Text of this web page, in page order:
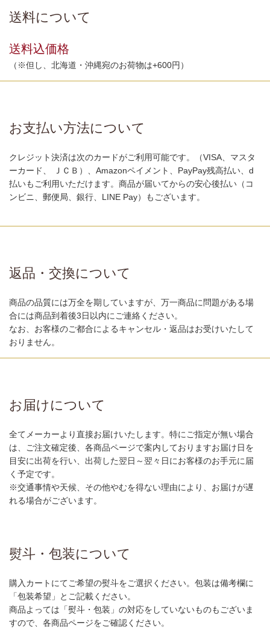
送料について
送料込価格
（※但し、北海道・沖縄宛のお荷物は+600円）
お支払い方法について
クレジット決済は次のカードがご利用可能です。（VISA、マスタ
ーカード、 ＪＣＢ）、Amazonペイメント、PayPay残高払い、d
払いもご利用いただけます。商品が届いてからの安心後払い（コ
ンビニ、郵便局、銀行、LINE Pay）もございます。
返品・交換について
商品の品質には万全を期していますが、万一商品に問題がある場
合には商品到着後3日以内にご連絡ください。
なお、お客様のご都合によるキャンセル・返品はお受けいたして
おりません。
お届けについて
全てメーカーより直接お届けいたします。特にご指定が無い場合
は、ご注文確定後、各商品ページで案内しておりますお届け日を
目安に出荷を行い、出荷した翌日～翌々日にお客様のお手元に届
く予定です。
※交通事情や天候、その他やむを得ない理由により、お届けが遅
れる場合がございます。
熨斗・包装について
購入カートにてご希望の熨斗をご選択ください。包装は備考欄に
「包装希望」とご記載ください。
商品よっては「熨斗・包装」の対応をしていないものもございま
すので、各商品ページをご確認ください。